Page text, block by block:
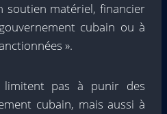
soutien matériel, financier
cubain ou à
».
limitent pas à punir des
cubain, mais aussi à